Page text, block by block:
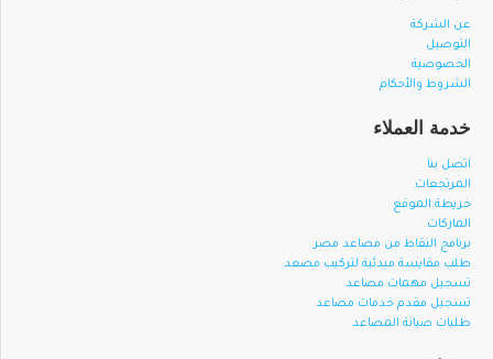
عن الشركة
التوصيل
الخصوصية
الشروط والأحكام
خدمة العملاء
اتصل بنا
المرتجعات
خريطة الموقع
الماركات
برنامج النقاط من مصاعد مصر
طلب مقايسة مبدئية لتركيب مصعد
تسجيل مهمات مصاعد
تسجيل مقدم خدمات مصاعد
طلبات صيانة المصاعد